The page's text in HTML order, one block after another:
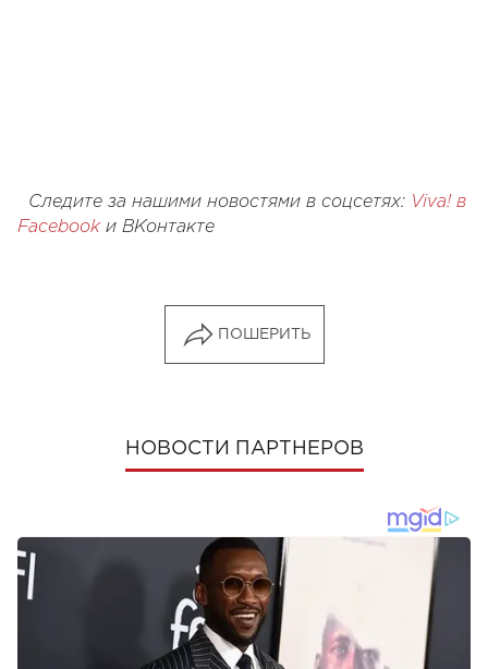
Следите за нашими новостями в соцсетях: Viva! в
Facebook и ВКонтакте
ПОШЕРИТЬ
НОВОСТИ ПАРТНЕРОВ